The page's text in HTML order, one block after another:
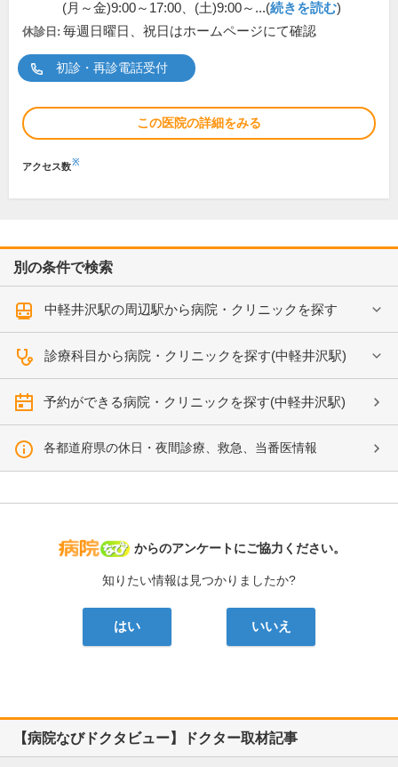
(月～金)9:00～17:00、(土)9:00～...(続きを読む)
休診日: 毎週日曜日、祝日はホームページにて確認
初診・再診電話受付
この医院の詳細をみる
アクセス数※
別の条件で検索
中軽井沢駅の周辺駅から病院・クリニックを探す
診療科目から病院・クリニックを探す(中軽井沢駅)
予約ができる病院・クリニックを探す(中軽井沢駅)
各都道府県の休日・夜間診療、救急、当番医情報
病院なび
からのアンケートにご協力ください。
知りたい情報は見つかりましたか?
はい いいえ
【病院なびドクタビュー】ドクター取材記事